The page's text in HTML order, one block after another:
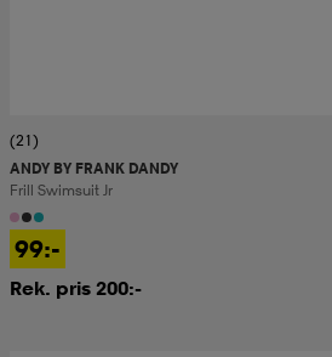
(21)
ANDY BY FRANK DANDY
Frill Swimsuit Jr
99:-
Rek. pris 200:-